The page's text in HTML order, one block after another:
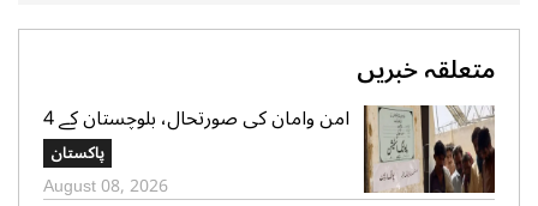
متعلقہ خبریں
امن وامان کی صورتحال، بلوچستان کے 4
بلدیاتی حلقوں میں آج ہونیوالی پولنگ
ملتوی
پاکستان
August 08, 2026